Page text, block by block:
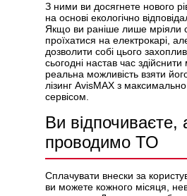
З ними ви досягнете нового
на основі екологічно
Якщо ви раніше лише мріяли
проїхатися на електрокарі,
дозволити собі цього
сьогодні настав час
реальна можливість взяти
лізинг AvisMAX з
сервісом.
Ви відпочиваєте,
проводимо ТО
Сплачувати внески за
ви можете кожного місяця,